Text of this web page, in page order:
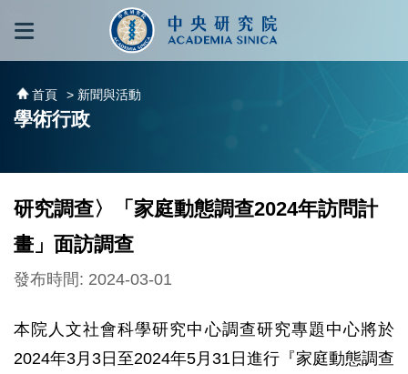
跳到主要內容區塊
首頁 > 新聞與活動
學術行政
研究調查〉「家庭動態調查2024年訪問計
畫」面訪調查
發布時間: 2024-03-01
本院人文社會科學研究中心調查研究專題中心將於
2024年3月3日至2024年5月31日進行『家庭動態調查